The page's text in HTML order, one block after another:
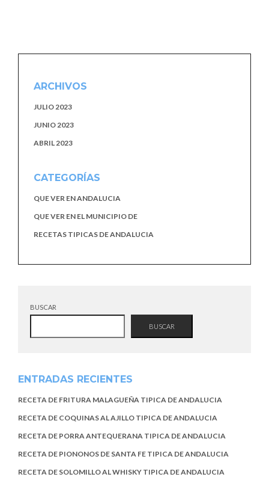
ARCHIVOS
JULIO 2023
JUNIO 2023
ABRIL 2023
CATEGORÍAS
QUE VER EN ANDALUCIA
QUE VER EN EL MUNICIPIO DE
RECETAS TIPICAS DE ANDALUCIA
BUSCAR
BUSCAR
ENTRADAS RECIENTES
RECETA DE FRITURA MALAGUEÑA TIPICA DE ANDALUCIA
RECETA DE COQUINAS AL AJILLO TIPICA DE ANDALUCIA
RECETA DE PORRA ANTEQUERANA TIPICA DE ANDALUCIA
RECETA DE PIONONOS DE SANTA FE TIPICA DE ANDALUCIA
RECETA DE SOLOMILLO AL WHISKY TIPICA DE ANDALUCIA